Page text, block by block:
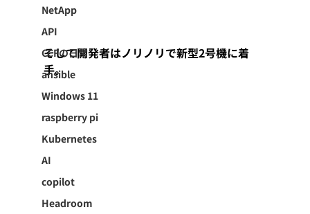
NetApp
API
CCFの日常
ansible
Windows 11
raspberry pi
Kubernetes
AI
copilot
Headroom
そして開発者はノリノリで新型2号機に着
手。